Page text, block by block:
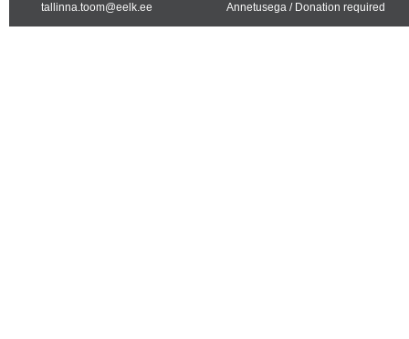
tallinna.toom@eelk.ee
Annetusega / Donation required